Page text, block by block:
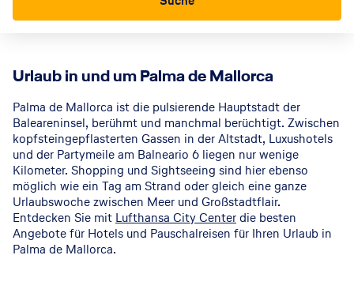
Urlaub in und um Palma de Mallorca
Palma de Mallorca ist die pulsierende Hauptstadt der
Baleareninsel, berühmt und manchmal berüchtigt. Zwischen
kopfsteingepflasterten Gassen in der Altstadt, Luxushotels
und der Partymeile am Balneario 6 liegen nur wenige
Kilometer. Shopping und Sightseeing sind hier ebenso
möglich wie ein Tag am Strand oder gleich eine ganze
Urlaubswoche zwischen Meer und Großstadtflair.
Entdecken Sie mit Lufthansa City Centerdie besten
Angebote für Hotels und Pauschalreisen für Ihren Urlaub in
Palma de Mallorca.